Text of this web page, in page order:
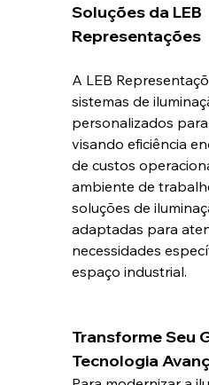
Soluções da LEB
Representações
A LEB
sistemas de
personalizados
visando eficiência
de custos
ambiente de
soluções de
adaptadas para
necessidades
espaço industrial.
Transforme Seu
Tecnologia